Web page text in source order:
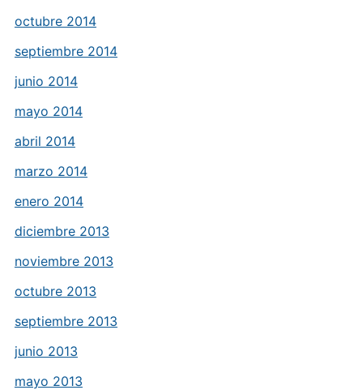
octubre 2014
septiembre 2014
junio 2014
mayo 2014
abril 2014
marzo 2014
enero 2014
diciembre 2013
noviembre 2013
octubre 2013
septiembre 2013
junio 2013
mayo 2013